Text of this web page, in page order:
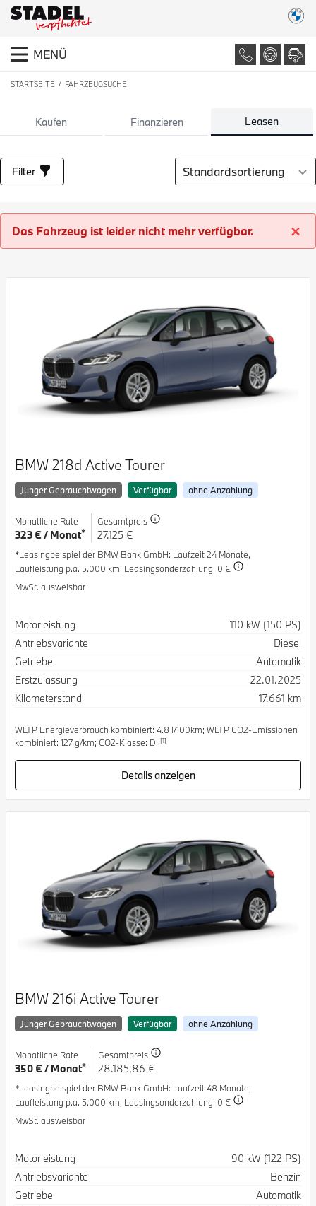
MENÜ
STARTSEITE FAHRZEUGSUCHE
Kaufen Finanzieren Leasen
Filter Sortierung auswählen
Das Fahrzeug ist leider nicht mehr verfügbar.
BMW 218d Active Tourer
Junger Gebrauchtwagen Verfügbar ohne Anzahlung
Monatliche Rate
323 € / Monat*
Gesamtpreis
27.125 €
*Leasingbeispiel der BMW Bank GmbH: Laufzeit 24 Monate,
Laufleistung p.a. 5.000 km, Leasingsonderzahlung: 0 €
MwSt. ausweisbar
Spezifikation
Motorleistung
110 kW (150 PS)
Antriebsvariante
Diesel
Getriebe
Automatik
Erstzulassung
22.01.2025
Kilometerstand
17.661 km
WLTP Energieverbrauch kombiniert: 4.8 l/100km; WLTP CO2-Emissionen
kombiniert: 127 g/km; CO2-Klasse: D; [1]
Details anzeigen
BMW 216i Active Tourer
Junger Gebrauchtwagen Verfügbar ohne Anzahlung
Monatliche Rate
350 € / Monat*
Gesamtpreis
28.185,86 €
*Leasingbeispiel der BMW Bank GmbH: Laufzeit 48 Monate,
Laufleistung p.a. 5.000 km, Leasingsonderzahlung: 0 €
MwSt. ausweisbar
Spezifikation
Motorleistung
90 kW (122 PS)
Antriebsvariante
Benzin
Getriebe
Automatik